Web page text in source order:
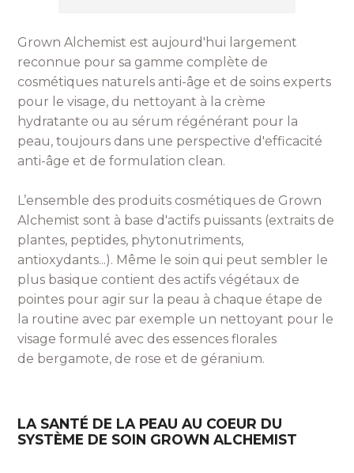
Grown Alchemist est aujourd'hui largement
reconnue pour sa gamme complète de
cosmétiques naturels anti-âge et de soins experts
pour le visage, du nettoyant à la crème
hydratante ou au sérum régénérant pour la
peau, toujours dans une perspective d'efficacité
anti-âge et de formulation clean.
L’ensemble des produits cosmétiques de Grown
Alchemist sont à base d'actifs puissants (extraits de
plantes, peptides, phytonutriments,
antioxydants...). Même le soin qui peut sembler le
plus basique contient des actifs végétaux de
pointes pour agir sur la peau à chaque étape de
la routine avec par exemple un nettoyant pour le
visage formulé avec des essences florales
de bergamote, de rose et de géranium.
LA SANTÉ DE LA PEAU AU COEUR DU
SYSTÈME DE SOIN GROWN ALCHEMIST